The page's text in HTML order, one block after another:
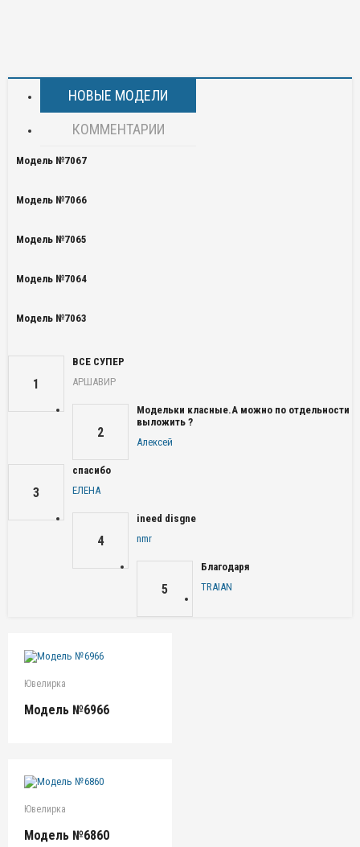
НОВЫЕ МОДЕЛИ
КОММЕНТАРИИ
Модель №7067
Модель №7066
Модель №7065
Модель №7064
Модель №7063
1
ВСЕ СУПЕР
АРШАВИР
2
Модельки класные.А можно по отдельности
выложить ?
Алексей
3
спасибо
ЕЛЕНА
4
ineed disgne
nmr
5
Благодаря
TRAIAN
Ювелирка
Модель №6966
Ювелирка
Модель №6860